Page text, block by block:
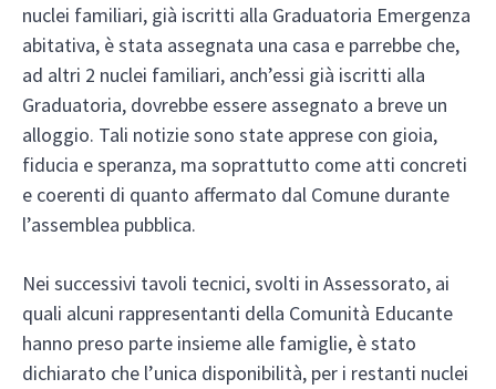
nuclei familiari, già iscritti alla Graduatoria Emergenza
abitativa, è stata assegnata una casa e parrebbe che,
ad altri 2 nuclei familiari, anch’essi già iscritti alla
Graduatoria, dovrebbe essere assegnato a breve un
alloggio. Tali notizie sono state apprese con gioia,
fiducia e speranza, ma soprattutto come atti concreti
e coerenti di quanto affermato dal Comune durante
l’assemblea pubblica.
Nei successivi tavoli tecnici, svolti in Assessorato, ai
quali alcuni rappresentanti della Comunità Educante
hanno preso parte insieme alle famiglie, è stato
dichiarato che l’unica disponibilità, per i restanti nuclei